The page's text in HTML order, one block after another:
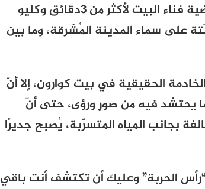
فناء البيت لأكثر من3دقائق وكليو
على سماء المدينة المُشرقة، وما بين
الحقيقية في بيت كوارون، إلا أنّ
ما يحتشد فيه من صورٍ ورؤى، حتى أنّ
بجانب المياه المتسرّبة، يُصبح جديرًا
الحربة” وعليك أن تكتشف أنت باقي